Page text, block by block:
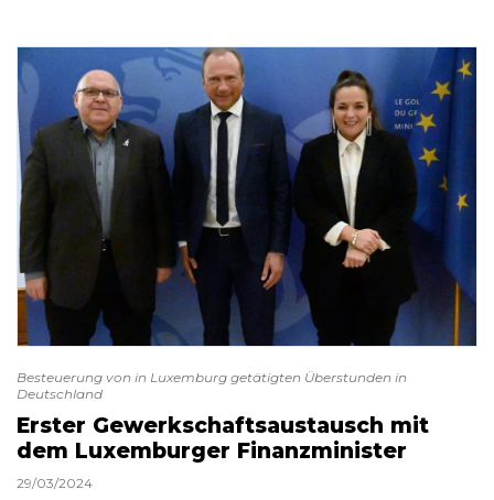
Besteuerung von in Luxemburg getätigten Überstunden in
Deutschland
Erster Gewerkschaftsaustausch mit
dem Luxemburger Finanzminister
29/03/2024